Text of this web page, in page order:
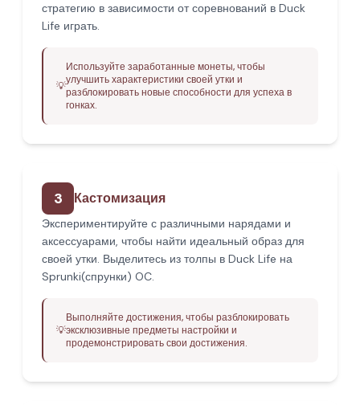
стратегию в зависимости от соревнований в Duck
Life играть.
💡
Используйте заработанные монеты, чтобы
улучшить характеристики своей утки и
разблокировать новые способности для успеха в
гонках.
3 Кастомизация
Экспериментируйте с различными нарядами и
аксессуарами, чтобы найти идеальный образ для
своей утки. Выделитесь из толпы в Duck Life на
Sprunki(спрунки) OC.
💡
Выполняйте достижения, чтобы разблокировать
эксклюзивные предметы настройки и
продемонстрировать свои достижения.